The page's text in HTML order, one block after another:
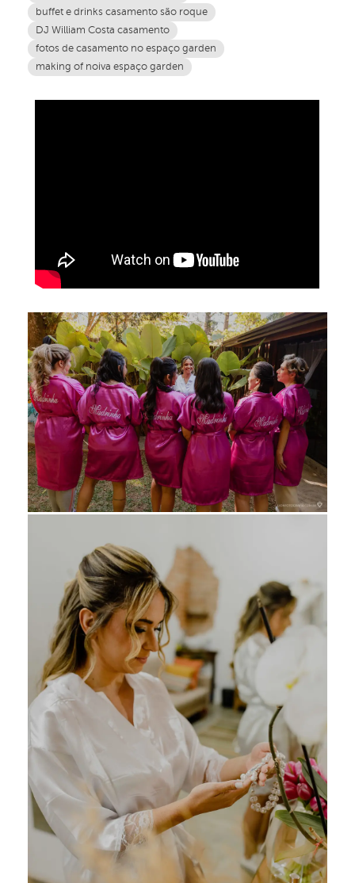
buffet e drinks casamento são roque
DJ William Costa casamento
fotos de casamento no espaço garden
making of noiva espaço garden